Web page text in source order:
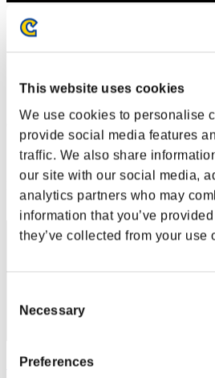
This website uses cookies
We use cookies to personalise
provide social media features
traffic. We also share
our site with our social media,
analytics partners who may
information that you’ve
they’ve collected from your use
Selection
Necessary
Preferences
Sfida limitata per livello N. 378
11.12.2018 15:00 (JST) -
Vai all'evento
Singolo
Co-op
(Le classifiche sono aggiornate ogni 6
Classifiche
21
SOLITARIOSOL